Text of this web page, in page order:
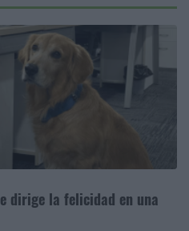
dirige la felicidad en una